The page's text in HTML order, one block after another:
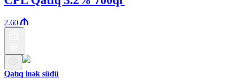
2.60
Qatıq inək südü